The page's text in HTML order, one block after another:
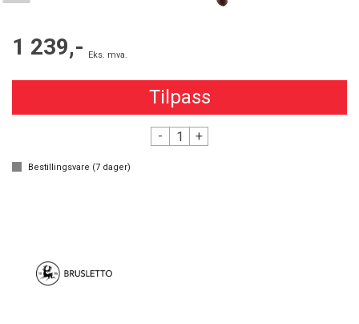
1 239,- Eks. mva.
Tilpass
- +
Bestillingsvare (7 dager)